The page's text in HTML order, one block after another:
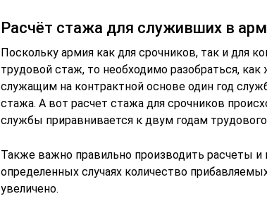
Расчёт стажа для служивших в
Поскольку армия как для срочников, так и для
трудовой стаж, то необходимо разобраться,
служащим на контрактной основе один год
стажа. А вот расчет стажа для срочников
службы приравнивается к двум годам
Также важно правильно производить расчеты и
определенных случаях количество
увеличено.